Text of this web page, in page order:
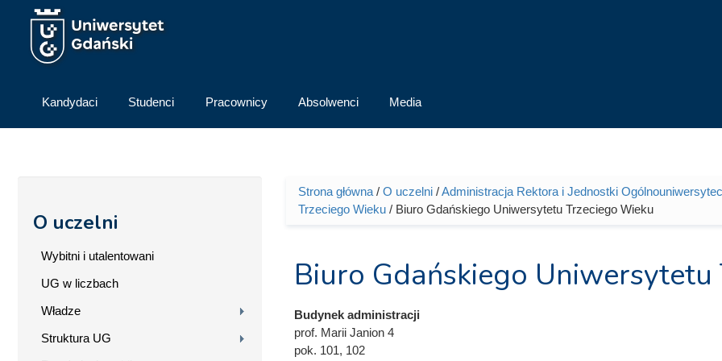
Przejdź do treści
Kandydaci Studenci Pracownicy Absolwenci Media
O uczelni
Wybitni i utalentowani
UG w liczbach
Władze
Struktura UG
Jesteś tutaj
Strona główna/ O uczelni/Administracja Rektora i Jednostki
Trzeciego Wieku/ Biuro Gdańskiego Uniwersytetu Trzeciego Wieku
Biuro Gdańskiego Uniwersytetu
Budynek administracji
prof. Marii Janion 4
pok. 101, 102